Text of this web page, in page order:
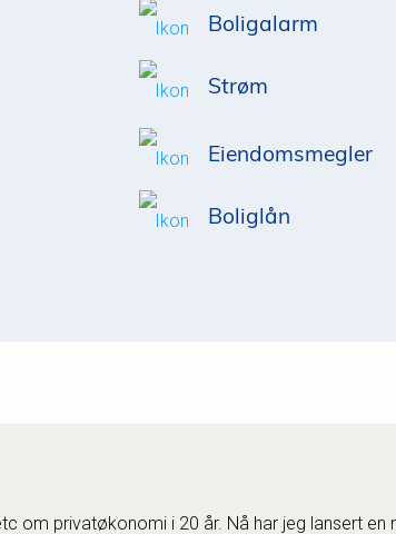
Boligalarm
Strøm
Eiendomsmegler
Boliglån
om privatøkonomi i 20 år. Nå har jeg lansert en